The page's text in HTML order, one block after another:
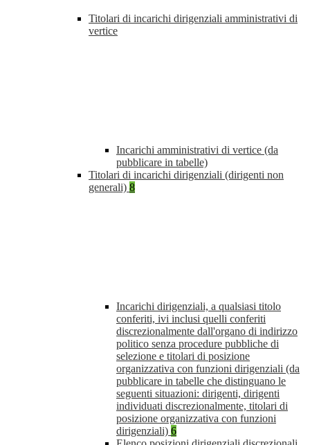
Titolari di incarichi dirigenziali amministrativi di
vertice
Incarichi amministrativi di vertice (da
pubblicare in tabelle)
Titolari di incarichi dirigenziali (dirigenti non
generali) 8
Incarichi dirigenziali, a qualsiasi titolo
conferiti, ivi inclusi quelli conferiti
discrezionalmente dall'organo di indirizzo
politico senza procedure pubbliche di
selezione e titolari di posizione
organizzativa con funzioni dirigenziali (da
pubblicare in tabelle che distinguano le
seguenti situazioni: dirigenti, dirigenti
individuati discrezionalmente, titolari di
posizione organizzativa con funzioni
dirigenziali) 6